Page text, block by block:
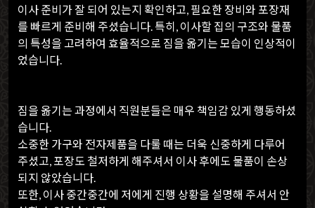
이사 준비가 잘 되어 있는지 확인하고, 필요한 장비와 포장재
를 빠르게 준비해 주셨습니다. 특히, 이사할 집의 구조와 물품
의 특성을 고려하여 효율적으로 짐을 옮기는 모습이 인상적이
었습니다.
짐을 옮기는 과정에서 직원분들은 매우 책임감 있게 행동하셨
습니다.
소중한 가구와 전자제품을 다룰 때는 더욱 신중하게 다루어
주셨고, 포장도 철저하게 해주셔서 이사 후에도 물품이 손상
되지 않았습니다.
또한, 이사 중간중간에 저에게 진행 상황을 설명해 주셔서 안